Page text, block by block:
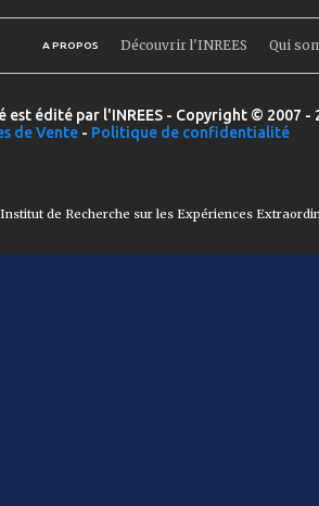
A PROPOS Découvrir l'INREES Qui
est édité par l'INREES - Copyright © 2007
de Vente - Politique de confidentialité
de Recherche sur les Expériences